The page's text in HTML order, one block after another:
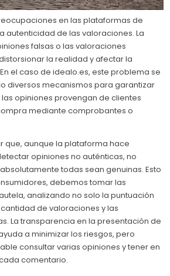
en las plataformas de
autenticidad de las valoraciones. La
falsas o las valoraciones
la realidad y afectar la
el caso de idealo.es, este problema se
diversos mecanismos para garantizar
opiniones provengan de clientes
mediante comprobantes o
que, aunque la plataforma hace
opiniones no auténticas, no
todas sean genuinas. Esto
debemos tomar las
analizando no solo la puntuación
de valoraciones y las
La transparencia en la presentación de
a minimizar los riesgos, pero
consultar varias opiniones y tener en
comentario.